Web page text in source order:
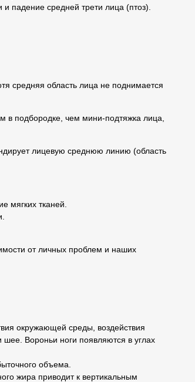
падение средней трети лица (птоз).
средняя область лица не поднимается
в подбородке, чем мини-подтяжка лица,
лицевую среднюю линию (область
мягких тканей.
от личных проблем и наших
окружающей среды, воздействия
Вороньи ноги появляются в углах
объема.
жира приводит к вертикальным